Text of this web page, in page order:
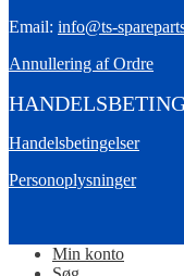
Email: info@ts-
Annullering af Ordre
Handelsbetingelser
Personoplysninger
Min konto